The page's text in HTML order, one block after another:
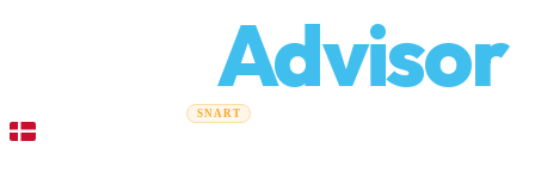
Advisor
Flyttefirmaer SNART